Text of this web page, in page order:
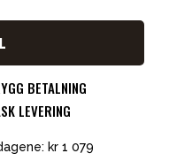
BETALNING
LEVERING
kr 1 079